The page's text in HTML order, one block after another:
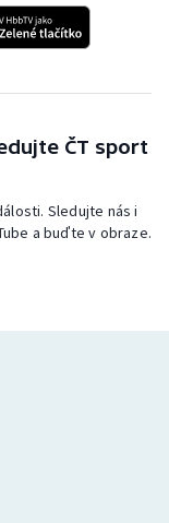
ČT sport
Sledujte nás i
a buďte v obraze.